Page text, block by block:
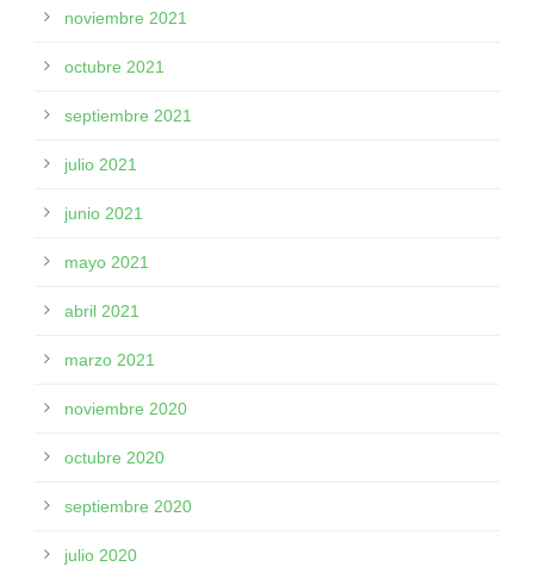
noviembre 2021
octubre 2021
septiembre 2021
julio 2021
junio 2021
mayo 2021
abril 2021
marzo 2021
noviembre 2020
octubre 2020
septiembre 2020
julio 2020